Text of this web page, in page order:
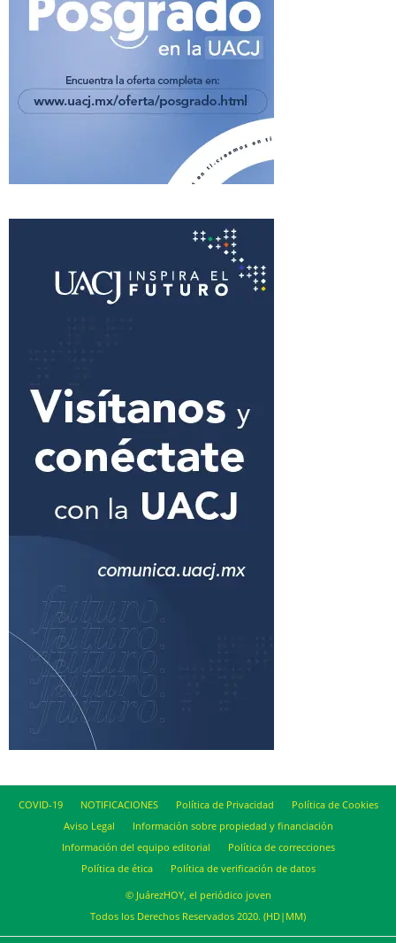
COVID-19 NOTIFICACIONES Política de Privacidad
Política de Cookies
Aviso Legal
Información sobre propiedad y financiación
Información del equipo editorial
Política de correcciones
Política de ética
Política de verificación de datos
© JuárezHOY, el periódico joven
Todos los Derechos Reservados 2020. (HD|MM)